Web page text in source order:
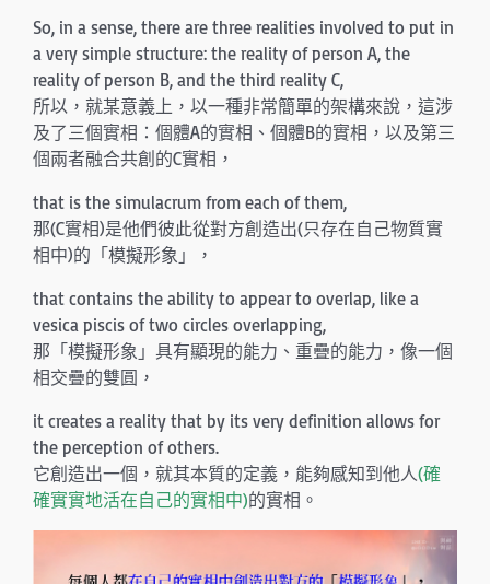
So, in a sense, there are three realities involved to put in
a very simple structure: the reality of person A, the
reality of person B, and the third reality C,
所以，就某意義上，以一種非常簡單的架構來說，這涉
及了三個實相：個體A的實相、個體B的實相，以及第三
個兩者融合共創的C實相，
that is the simulacrum from each of them,
那(C實相)是他們彼此從對方創造出(只存在自己物質實
相中)的「模擬形象」，
that contains the ability to appear to overlap, like a
vesica piscis of two circles overlapping,
那「模擬形象」具有顯現的能力、重疊的能力，像一個
相交疊的雙圓，
it creates a reality that by its very definition allows for
the perception of others.
它創造出一個，就其本質的定義，能夠感知到他人(確
確實實地活在自己的實相中)的實相。